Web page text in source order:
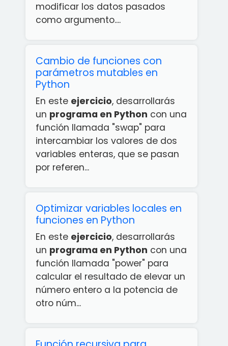
modificar los datos pasados
como argumento....
Cambio de funciones con
parámetros mutables en
Python
En este ejercicio, desarrollarás
un programa en Python con una
función llamada "swap" para
intercambiar los valores de dos
variables enteras, que se pasan
por referen...
Optimizar variables locales en
funciones en Python
En este ejercicio, desarrollarás
un programa en Python con una
función llamada "power" para
calcular el resultado de elevar un
número entero a la potencia de
otro núm...